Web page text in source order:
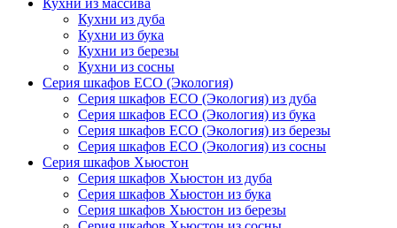
Кухни из массива
Кухни из дуба
Кухни из бука
Кухни из березы
Кухни из сосны
Серия шкафов ECO (Экология)
Серия шкафов ECO (Экология) из дуба
Серия шкафов ECO (Экология) из бука
Серия шкафов ECO (Экология) из березы
Серия шкафов ECO (Экология) из сосны
Серия шкафов Хьюстон
Серия шкафов Хьюстон из дуба
Серия шкафов Хьюстон из бука
Серия шкафов Хьюстон из березы